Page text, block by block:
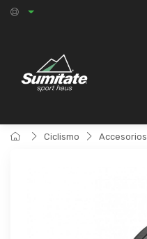
Ciclismo Accesorios